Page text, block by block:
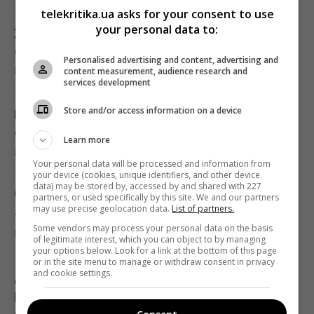
аналогом Starlink
14:54 субота, 08 серпня 2026
Уся лінійка iPhone 17 може подорожчати
14:51 субота, 08 серпня 2026
Чоловіка висміювали за посадку 11 тисяч
дерев: за кілька років усі побачили
результат
14:50 субота, 08 серпня 2026
Росія знищує українське сільське
господарство і саму природу України, -
Forbes
14:41 субота, 08 серпня 2026
Хитрий лайфхак від кухарів: навіщо кидати
сірники під час варіння яєць
8 серпня 2026, 15:56
Навіщо кидати лід і сіль в унітаз: дешевий
спосіб спростити прибирання
8 серпня 2026, 15:55
Чи обов'язково віддавати дитину у садочок
- вчені здивували дослідженням
8 серпня 2026, 15:47
Долар та євро в середині серпня: банкір
розкрив, чи варто скуповувати валюту
telekritika.ua asks for your consent to use
your personal data to:
Personalised advertising and content, advertising and
content measurement, audience research and
services development
Store and/or access information on a device
Learn more
Your personal data will be processed and information from
your device (cookies, unique identifiers, and other device
data) may be stored by, accessed by and shared with 227
partners, or used specifically by this site. We and our partners
may use precise geolocation data. List of partners.
Some vendors may process your personal data on the basis
of legitimate interest, which you can object to by managing
your options below. Look for a link at the bottom of this page
or in the site menu to manage or withdraw consent in privacy
and cookie settings.